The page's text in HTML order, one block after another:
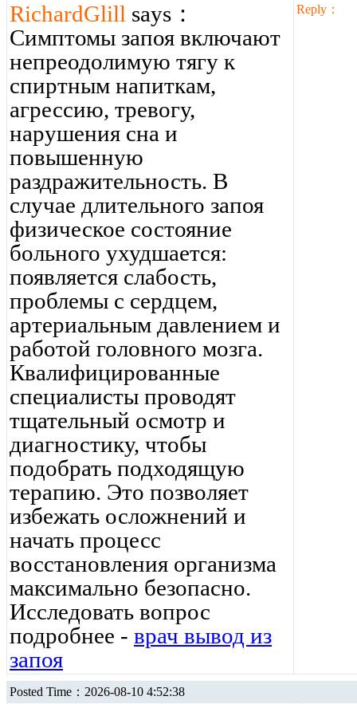
RichardGlill says：
Симптомы запоя включают
непреодолимую тягу к
спиртным напиткам,
агрессию, тревогу,
нарушения сна и
повышенную
раздражительность. В
случае длительного запоя
физическое состояние
больного ухудшается:
появляется слабость,
проблемы с сердцем,
артериальным давлением и
работой головного мозга.
Квалифицированные
специалисты проводят
тщательный осмотр и
диагностику, чтобы
подобрать подходящую
терапию. Это позволяет
избежать осложнений и
начать процесс
восстановления организма
максимально безопасно.
Исследовать вопрос
подробнее - врач вывод из
запоя
Reply：
Posted Time：2026-08-10 4:52:38